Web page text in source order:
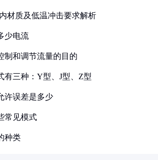
材质及低温冲击要求解析
少电流
制和调节流量的目的
有三种：Y型、J型、Z型
许误差是多少
常见模式
种类